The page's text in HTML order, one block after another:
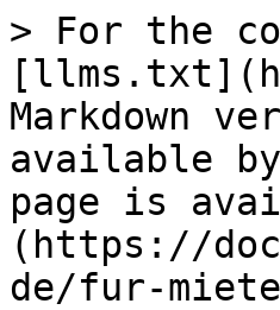
> For the
Markdown
available
page is
(https://
de/fur-